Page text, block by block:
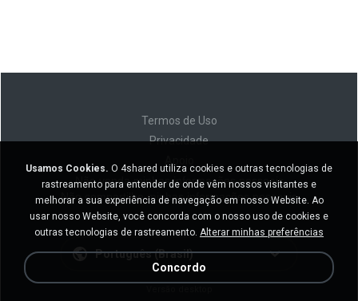
Termos de Uso
Privacidade
Não venda minhas informações pessoais
Não compartilhe minhas informações pessoais
Português (Brasil)
Usamos Cookies. O 4shared utiliza cookies e outras tecnologias de
rastreamento para entender de onde vêm nossos visitantes e
melhorar a sua experiência de navegação em nosso Website. Ao
usar nosso Website, você concorda com o nosso uso de cookies e
outras tecnologias de rastreamento. Alterar minhas preferências
Concordo